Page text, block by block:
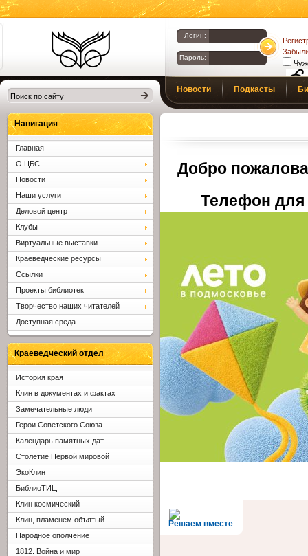
Библиотеки
Клина. Клинская
ЦБС.
Логин:
Пароль:
Новости Подкасты
Добро
Телефон для
Решаем вместе
Навигация
Главная
О ЦБС
Новости
Наши услуги
Деловой центр
Клубы
Виртуальные выставки
Краеведческие ресурсы
Ссылки
Проекты библиотек
Творчество наших читателей
Доступная среда
Краеведческий отдел
История края
Клин в документах и фактах
Замечательные люди
Герои Советского Союза
Календарь памятных дат
Столетие Первой мировой
ЭкоКлин
БиблиоТИЦ
Клин космический
Клин, пламенем объятый
Народное ополчение
1812. Война и мир